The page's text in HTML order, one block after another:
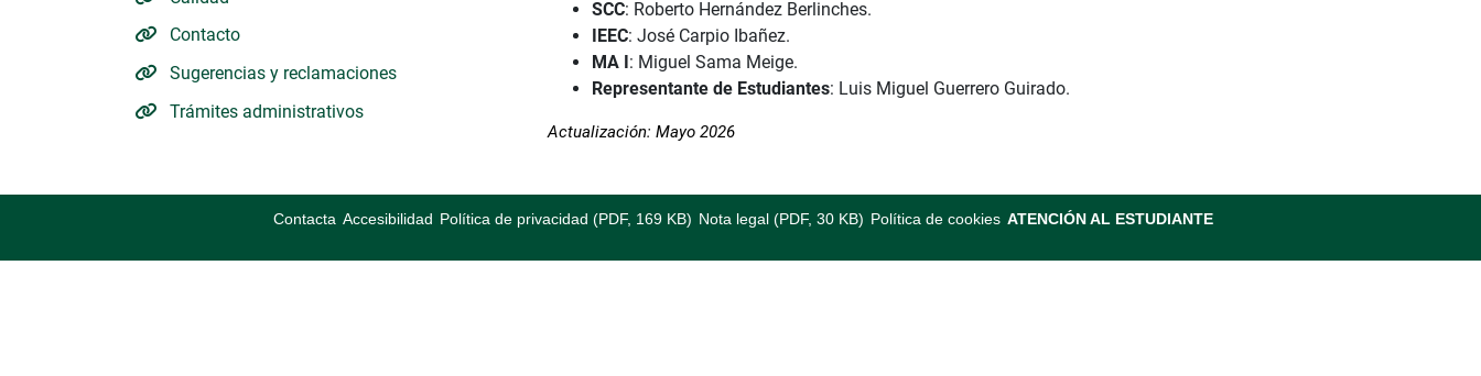
Contacto
Sugerencias y reclamaciones
Trámites administrativos
SCC: Roberto Hernández Berlinches.
IEEC: José Carpio Ibañez.
MA I: Miguel Sama Meige.
Representante de Estudiantes: Luis Miguel Guerrero Guirado.
Actualización: Mayo 2026
Contacta Accesibilidad Política de privacidad (PDF, 169 KB) Nota legal (PDF, 30 KB) Política de cookies ATENCIÓN AL ESTUDIANTE